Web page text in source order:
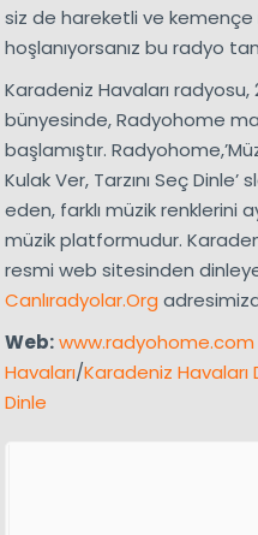
siz de hareketli ve
hoşlanıyorsanız bu radyo
Karadeniz Havaları radyosu,
bünyesinde, Radyohome
başlamıştır.
Kulak Ver, Tarzını Seç
eden, farklı müzik renklerini
müzik platformudur.
resmi web sitesinden
Canlıradyolar.Org
Web:www.radyohome.com
Havaları/Karadeniz Havaları
Dinle